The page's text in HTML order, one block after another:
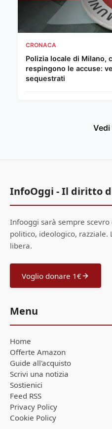
CRONACA
Polizia locale di Milano,
respingono le accuse:
sequestrati
InfoOggi - Il diritto
Infooggi sarà sempre
politico, ideologico, razziale.
libera.
Voglio donare 1€
Menu
Home
Offerte Amazon
Guide all'acquisto
Scrivi una notizia
Sostienici
Feed RSS
Privacy Policy
Cookie Policy